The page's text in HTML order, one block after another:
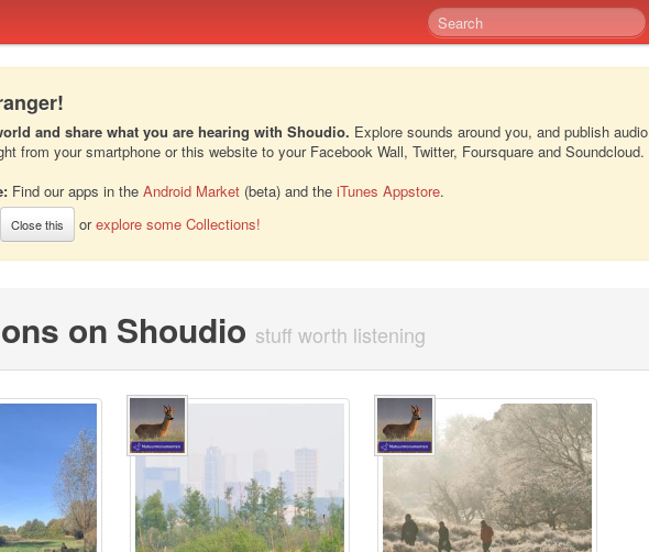
and share what you are hearing with Shoudio. Explore sounds around you, and publish audio
from your smartphone or this website to your Facebook Wall, Twitter, Foursquare and Soundcloud.
Find our apps in the Android Market (beta) and the iTunes Appstore.
Close this orexplore some Collections!
on Shoudio stuff worth listening